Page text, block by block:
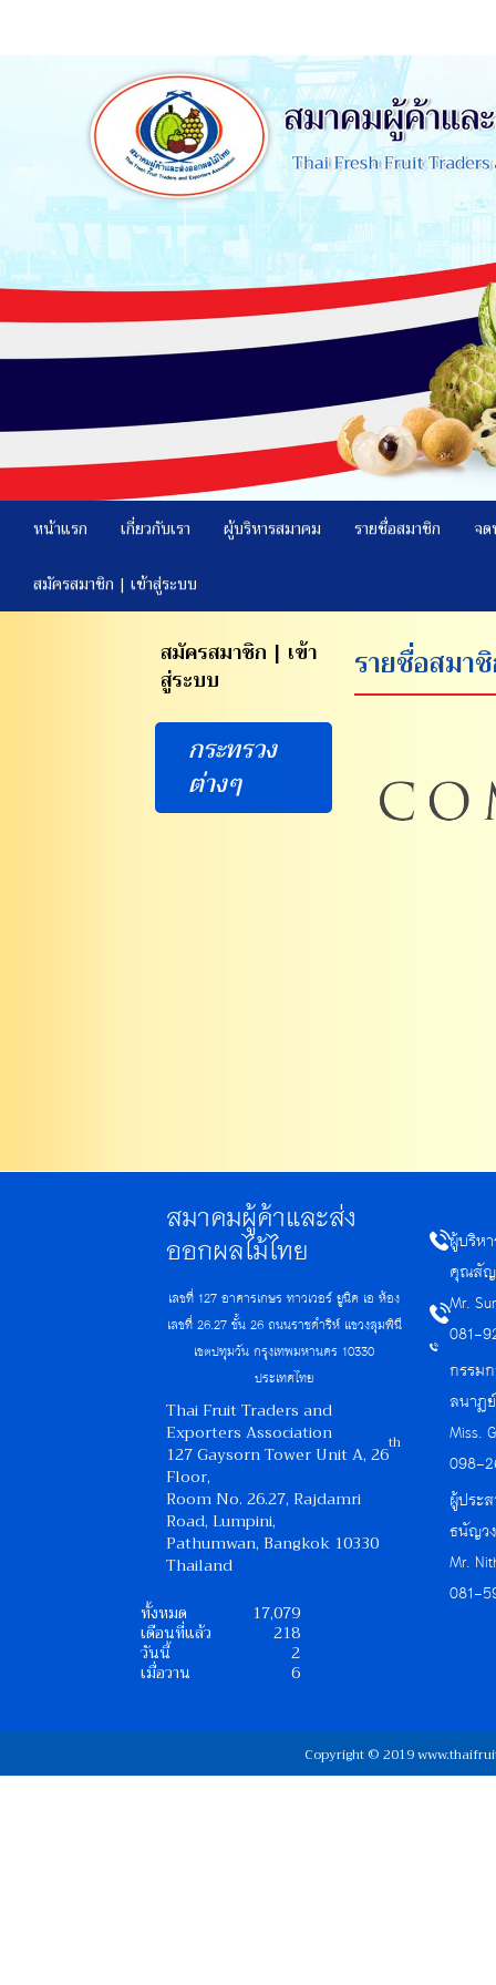
หน้าแรก เกี่ยวกับเรา ผู้บริหารสมาคม รายชื่อสมาชิก จด
สมัครสมาชิก | เข้าสู่ระบบ
สมัครสมาชิก | เข้า
สู่ระบบ
กระทรวง
ต่างๆ
รายชื่อสมา
สมาคมผู้ค้าและส่ง
ออกผลไม้ไทย
เลขที่ 127 อาคารเกษร ทาวเวอร์ ยูนิค เอ ห้อง
เลขที่ 26.27 ชั้น 26 ถนนราชดำริห์ แขวงลุมพินี
เขตปทุมวัน กรุงเทพมหานคร 10330
ประเทศไทย
Thai Fruit Traders and
Exporters Association
127 Gaysorn Tower Unit A, 26th
Floor,
Room No. 26.27, Rajdamri
Road, Lumpini,
Pathumwan, Bangkok 10330
Thailand
ทั้งหมด
17,079
เดือนที่แล้ว 218
วันนี้ 2
เมื่อวาน 6
ผู้บริห
คุณสั
Mr.
081-
กรรม
ลนาฏ
Miss.
098-
ผู้ประ
ธนัญว
Mr.
081-
Copyright © 2019